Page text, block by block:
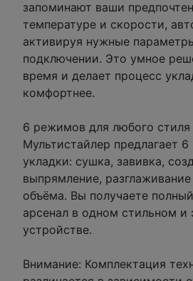
запоминают ваши
температуре и скорости,
активируя нужные
подключении. Это умное
время и делает процесс
комфортнее.
6 режимов для любого стиля
Мультистайлер предлагает
укладки: сушка, завивка,
выпрямление,
объёма. Вы получаете
арсенал в одном стильном и
устройстве.
Внимание: Комплектация